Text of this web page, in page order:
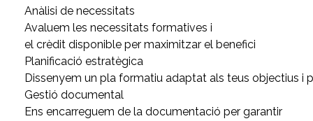
Anàlisi de necessitats
Avaluem les necessitats formatives i
el crèdit disponible per maximitzar el benefici
Planificació estratègica
Dissenyem un pla formatiu adaptat als teus objectius i
Gestió documental
Ens encarreguem de la documentació per garantir